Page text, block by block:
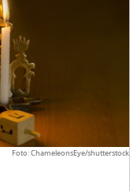
Foto: ChameleonsEye/shutterstock